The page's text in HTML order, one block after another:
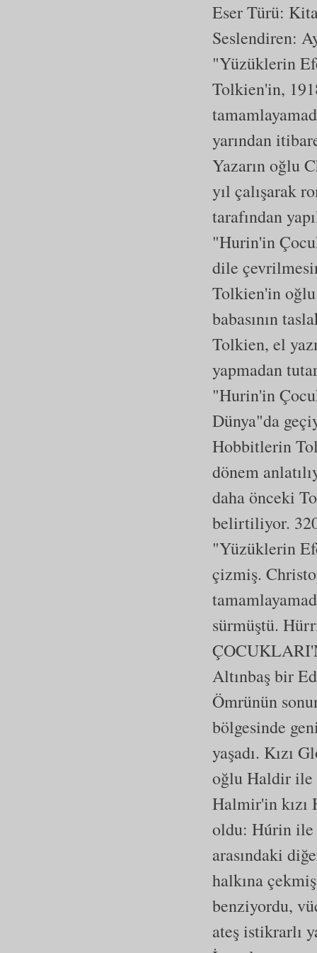
Eser Türü:
Seslendiren:
"Yüzüklerin
Tolkien'in,
yarından
Yazarın oğlu
yıl çalışarak
tarafından
"Hurin'in
dile
Tolkien'in
babasının
Tolkien, el
yapmadan
"Hurin'in
Dünya"da
Hobbitlerin
dönem
daha önceki
belirtiliyor.
"Yüzüklerin
çizmiş.
sürmüştü.
Altınbaş bir
Ömrünün
bölgesinde
yaşadı. Kızı
oğlu Haldir ile
Halmir'in
oldu: Húrin ile
arasındaki
halkına
benziyordu,
ateş istikrarlı